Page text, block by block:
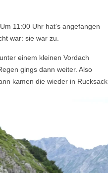
11:00 Uhr hat’s angefangen
war: sie war zu.
einem kleinen Vordach
gings dann weiter. Also
kamen die wieder in Rucksack.